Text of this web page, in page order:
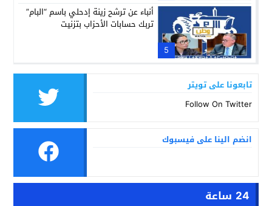
5
أنباء عن ترشح زينة إدحلي باسم “البام”
تربك حسابات الأحزاب بتزنيت
تابعونا على تويتر
Follow On Twitter
انضم الينا على فيسبوك
24 ساعة